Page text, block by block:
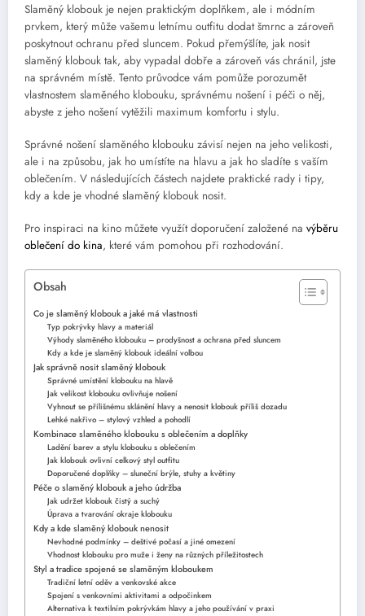
Slaměný klobouk je nejen praktickým doplňkem, ale i módním
prvkem, který může vašemu letnímu outfitu dodat šmrnc a zároveň
poskytnout ochranu před sluncem. Pokud přemýšlíte, jak nosit
slaměný klobouk tak, aby vypadal dobře a zároveň vás chránil, jste
na správném místě. Tento průvodce vám pomůže porozumět
vlastnostem slaměného klobouku, správnému nošení i péči o něj,
abyste z jeho nošení vytěžili maximum komfortu i stylu.
Správné nošení slaměného klobouku závisí nejen na jeho velikosti,
ale i na způsobu, jak ho umístíte na hlavu a jak ho sladíte s vaším
oblečením. V následujících částech najdete praktické rady i tipy,
kdy a kde je vhodné slaměný klobouk nosit.
Pro inspiraci na kino můžete využít doporučení založené na výběru
oblečení do kina, které vám pomohou při rozhodování.
Obsah
Co je slaměný klobouk a jaké má vlastnosti
Typ pokrývky hlavy a materiál
Výhody slaměného klobouku – prodyšnost a ochrana před sluncem
Kdy a kde je slaměný klobouk ideální volbou
Jak správně nosit slaměný klobouk
Správné umístění klobouku na hlavě
Jak velikost klobouku ovlivňuje nošení
Vyhnout se přílišnému sklánění hlavy a nenosit klobouk příliš dozadu
Lehké nakřivo – stylový vzhled a pohodlí
Kombinace slaměného klobouku s oblečením a doplňky
Ladění barev a stylu klobouku s oblečením
Jak klobouk ovlivní celkový styl outfitu
Doporučené doplňky – sluneční brýle, stuhy a květiny
Péče o slaměný klobouk a jeho údržba
Jak udržet klobouk čistý a suchý
Úprava a tvarování okraje klobouku
Kdy a kde slaměný klobouk nenosit
Nevhodné podmínky – deštivé počasí a jiné omezení
Vhodnost klobouku pro muže i ženy na různých příležitostech
Styl a tradice spojené se slaměným kloboukem
Tradiční letní oděv a venkovské akce
Spojení s venkovními aktivitami a odpočinkem
Alternativa k textilním pokrývkám hlavy a jeho používání v praxi